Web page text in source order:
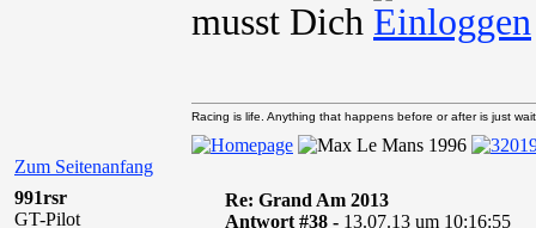
musst Dich
Zum Seitenanfang
Racing is life. Anything that happens before or after is just
991rsr
GT-Pilot
Re: Grand Am 2013
Antwort #38 - 13.07.13 um 10:16:55